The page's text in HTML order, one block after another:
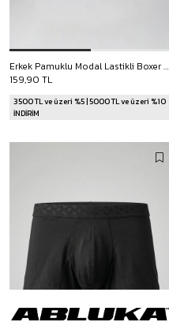
Erkek Pamuklu Modal Lastikli Boxer Siyah
159,90 TL
3500 TL ve üzeri %5 | 5000 TL ve üzeri %10
İNDİRİM